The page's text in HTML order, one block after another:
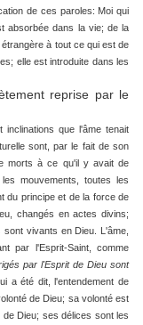
de ces paroles: Moi qui
absorbée dans la vie; de la
à tout ce qui est de
elle est introduite dans les
reprise par le
que l'âme tenait
sont, par le fait de son
morts à ce qu'il y avait de
mouvements, toutes les
du principe et de la force de
changés en actes divins;
vivants en Dieu. L'âme,
par l'Esprit-Saint, comme
par l'Esprit de Dieu sont
a été dit, l'entendement de
de Dieu; sa volonté est
Dieu; ses délices sont les